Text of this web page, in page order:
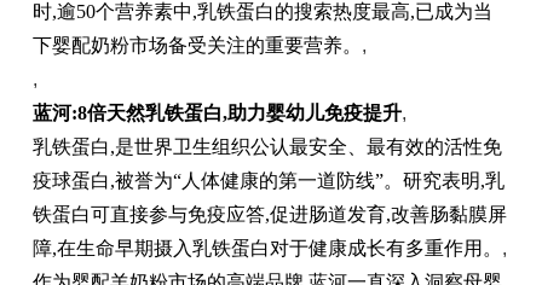
时,逾50个营养素中,乳铁蛋白的搜索热度最高,已成为当
下婴配奶粉市场备受关注的重要营养。 ,
,
蓝河:8倍天然乳铁蛋白,助力婴幼儿免疫提升,
乳铁蛋白,是世界卫生组织公认最安全、最有效的活性免
疫球蛋白,被誉为“人体健康的第一道防线”。研究表明,乳
铁蛋白可直接参与免疫应答,促进肠道发育,改善肠黏膜屏
障,在生命早期摄入乳铁蛋白对于健康成长有多重作用。 ,